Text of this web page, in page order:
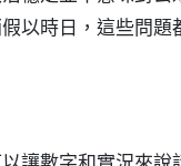
以時日，這些問題